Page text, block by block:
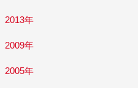
2013年
2009年
2005年